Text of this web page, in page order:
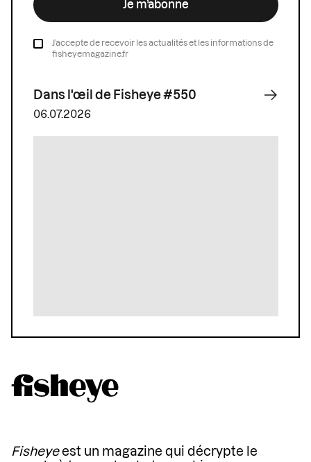
Je m’abonne
J’accepte de recevoir les actualités et les informations de
fisheyemagazine.fr
Dans l'œil de Fisheye #550
06.07.2026
Fisheyeest un magazine qui décrypte le